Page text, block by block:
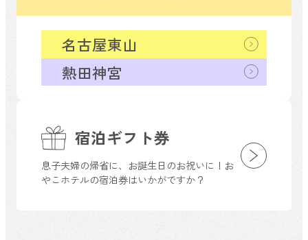
宿泊ギフト券
息子夫婦の帰省に、お誕生日のお祝いに！お
やこホテルの宿泊券はいかがですか？
熱田神宮
名古屋東山